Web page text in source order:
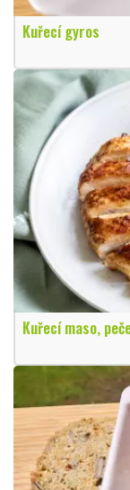
Kuřecí gyros
Kuřecí maso,